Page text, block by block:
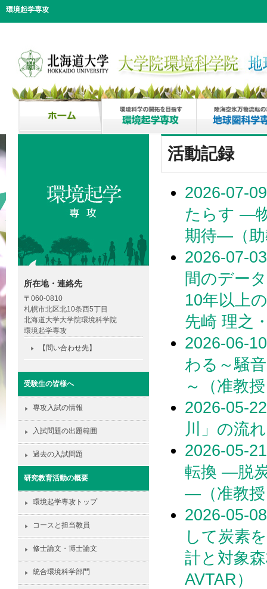
環境起学専攻
活動記録
2026-07-
たらす ―
期待―（助
2026-07-
間のデー
10年以上
先崎 理之
2026-06-
わる～騒
～（准教
2026-05-
川」の流
2026-05-
転換 ―脱
―（准教授
2026-05-
して炭素
計と対象
AVTAR）
所在地・連絡先
〒060-0810
札幌市北区北10条西5丁目
北海道大学大学院環境科学院
環境起学専攻
【問い合わせ先】
受験生の皆様へ
専攻入試の情報
入試問題の出題範囲
過去の入試問題
研究教育活動の概要
環境起学専攻トップ
コースと担当教員
修士論文・博士論文
統合環境科学部門